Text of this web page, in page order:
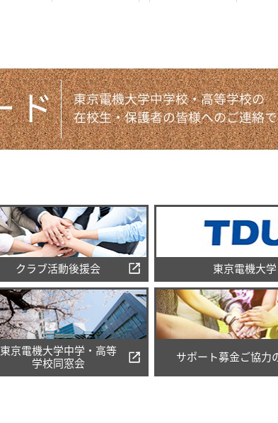
クラブ活動後援会 東京電機大学
東京電機大学中学・高等
学校同窓会
サポート募金ご協力